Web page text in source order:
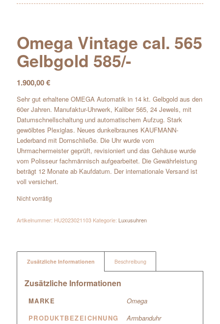
Omega Vintage cal. 565
Gelbgold 585/-
1.900,00€
Sehr gut erhaltene OMEGA Automatik in 14 kt. Gelbgold aus den
60er Jahren. Manufaktur-Uhrwerk, Kaliber 565, 24 Jewels, mit
Datumschnellschaltung und automatischem Aufzug. Stark
gewölbtes Plexiglas. Neues dunkelbraunes KAUFMANN-
Lederband mit Dornschließe. Die Uhr wurde vom
Uhrmachermeister geprüft, revisioniert und das Gehäuse wurde
vom Polisseur fachmännisch aufgearbeitet. Die Gewährleistung
beträgt 12 Monate ab Kaufdatum. Der internationale Versand ist
voll versichert.
Nicht vorrätig
Artikelnummer: HU2023021103 Kategorie: Luxusuhren
Zusätzliche Informationen Beschreibung
Zusätzliche Informationen
MARKE
Omega
PRODUKTBEZEICHNUNG
Armbanduhr